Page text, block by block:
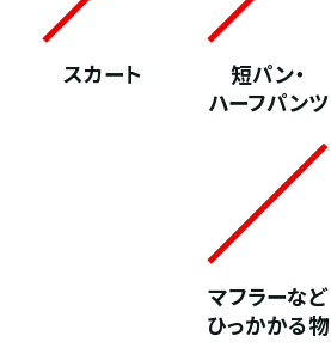
スカート
短パン・
ハーフパンツ
マフラーなど
ひっかかる物